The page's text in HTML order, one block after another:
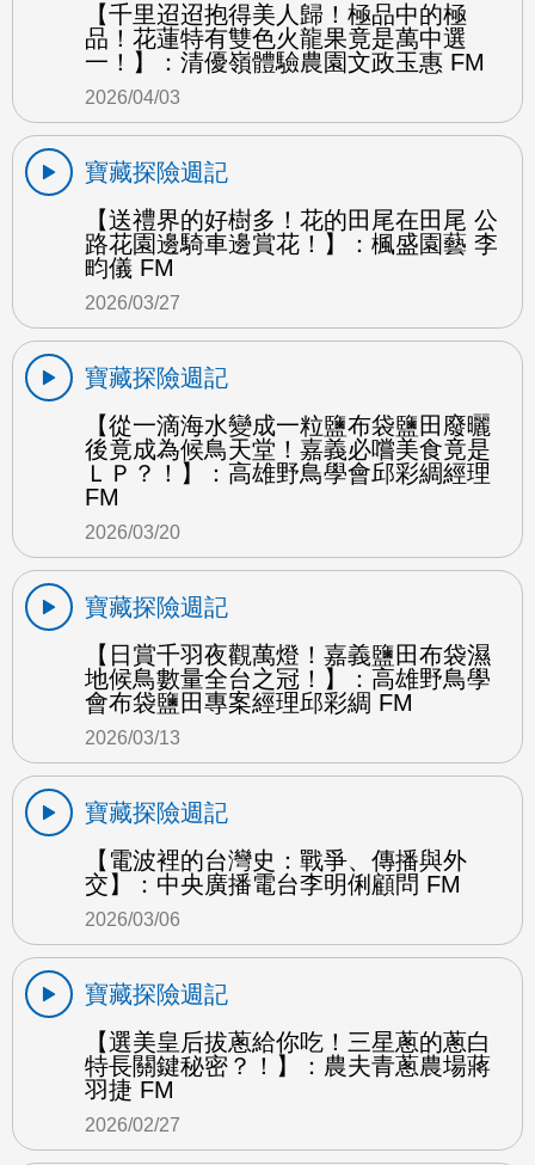
【千里迢迢抱得美人歸！極品中的極
品！花蓮特有雙色火龍果竟是萬中選
一！】：清優嶺體驗農園文政玉惠 FM
2026/04/03
寶藏探險週記
【送禮界的好樹多！花的田尾在田尾 公
路花園邊騎車邊賞花！】：楓盛園藝 李
畇儀 FM
2026/03/27
寶藏探險週記
【從一滴海水變成一粒鹽布袋鹽田廢曬
後竟成為候鳥天堂！嘉義必嚐美食竟是
ＬＰ？！】：高雄野鳥學會邱彩綢經理
FM
2026/03/20
寶藏探險週記
【日賞千羽夜觀萬燈！嘉義鹽田布袋濕
地候鳥數量全台之冠！】：高雄野鳥學
會布袋鹽田專案經理邱彩綢 FM
2026/03/13
寶藏探險週記
【電波裡的台灣史：戰爭、傳播與外
交】：中央廣播電台李明俐顧問 FM
2026/03/06
寶藏探險週記
【選美皇后拔蔥給你吃！三星蔥的蔥白
特長關鍵秘密？！】：農夫青蔥農場蔣
羽捷 FM
2026/02/27